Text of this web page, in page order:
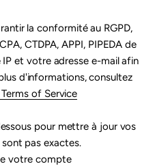
la conformité au RGPD,
CTDPA, APPI, PIPEDA de
et votre adresse e-mail afin
d'informations, consultez
of Service
pour mettre à jour vos
pas exactes.
votre compte